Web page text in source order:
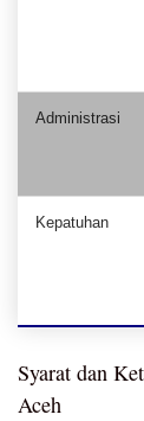
Administrasi
Kepatuhan
Syarat dan
Aceh